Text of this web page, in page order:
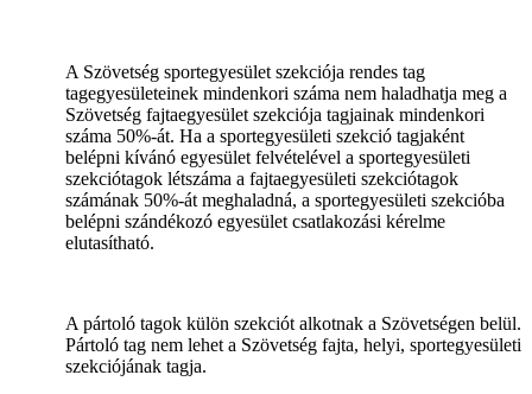
A Szövetség sportegyesület szekciója rendes tag
tagegyesületeinek mindenkori száma nem haladhatja meg a
Szövetség fajtaegyesület szekciója tagjainak mindenkori
száma 50%-át. Ha a sportegyesületi szekció tagjaként
belépni kívánó egyesület felvételével a sportegyesületi
szekciótagok létszáma a fajtaegyesületi szekciótagok
számának 50%-át meghaladná, a sportegyesületi szekcióba
belépni szándékozó egyesület csatlakozási kérelme
elutasítható.
A pártoló tagok külön szekciót alkotnak a Szövetségen belül.
Pártoló tag nem lehet a Szövetség fajta, helyi, sportegyesületi
szekciójának tagja.